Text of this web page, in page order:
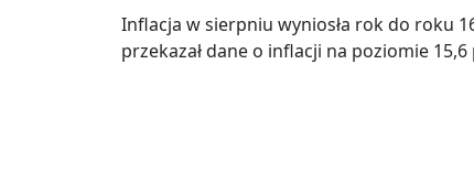
Inflacja w sierpniu wyniosła rok do roku
przekazał dane o inflacji na poziomie